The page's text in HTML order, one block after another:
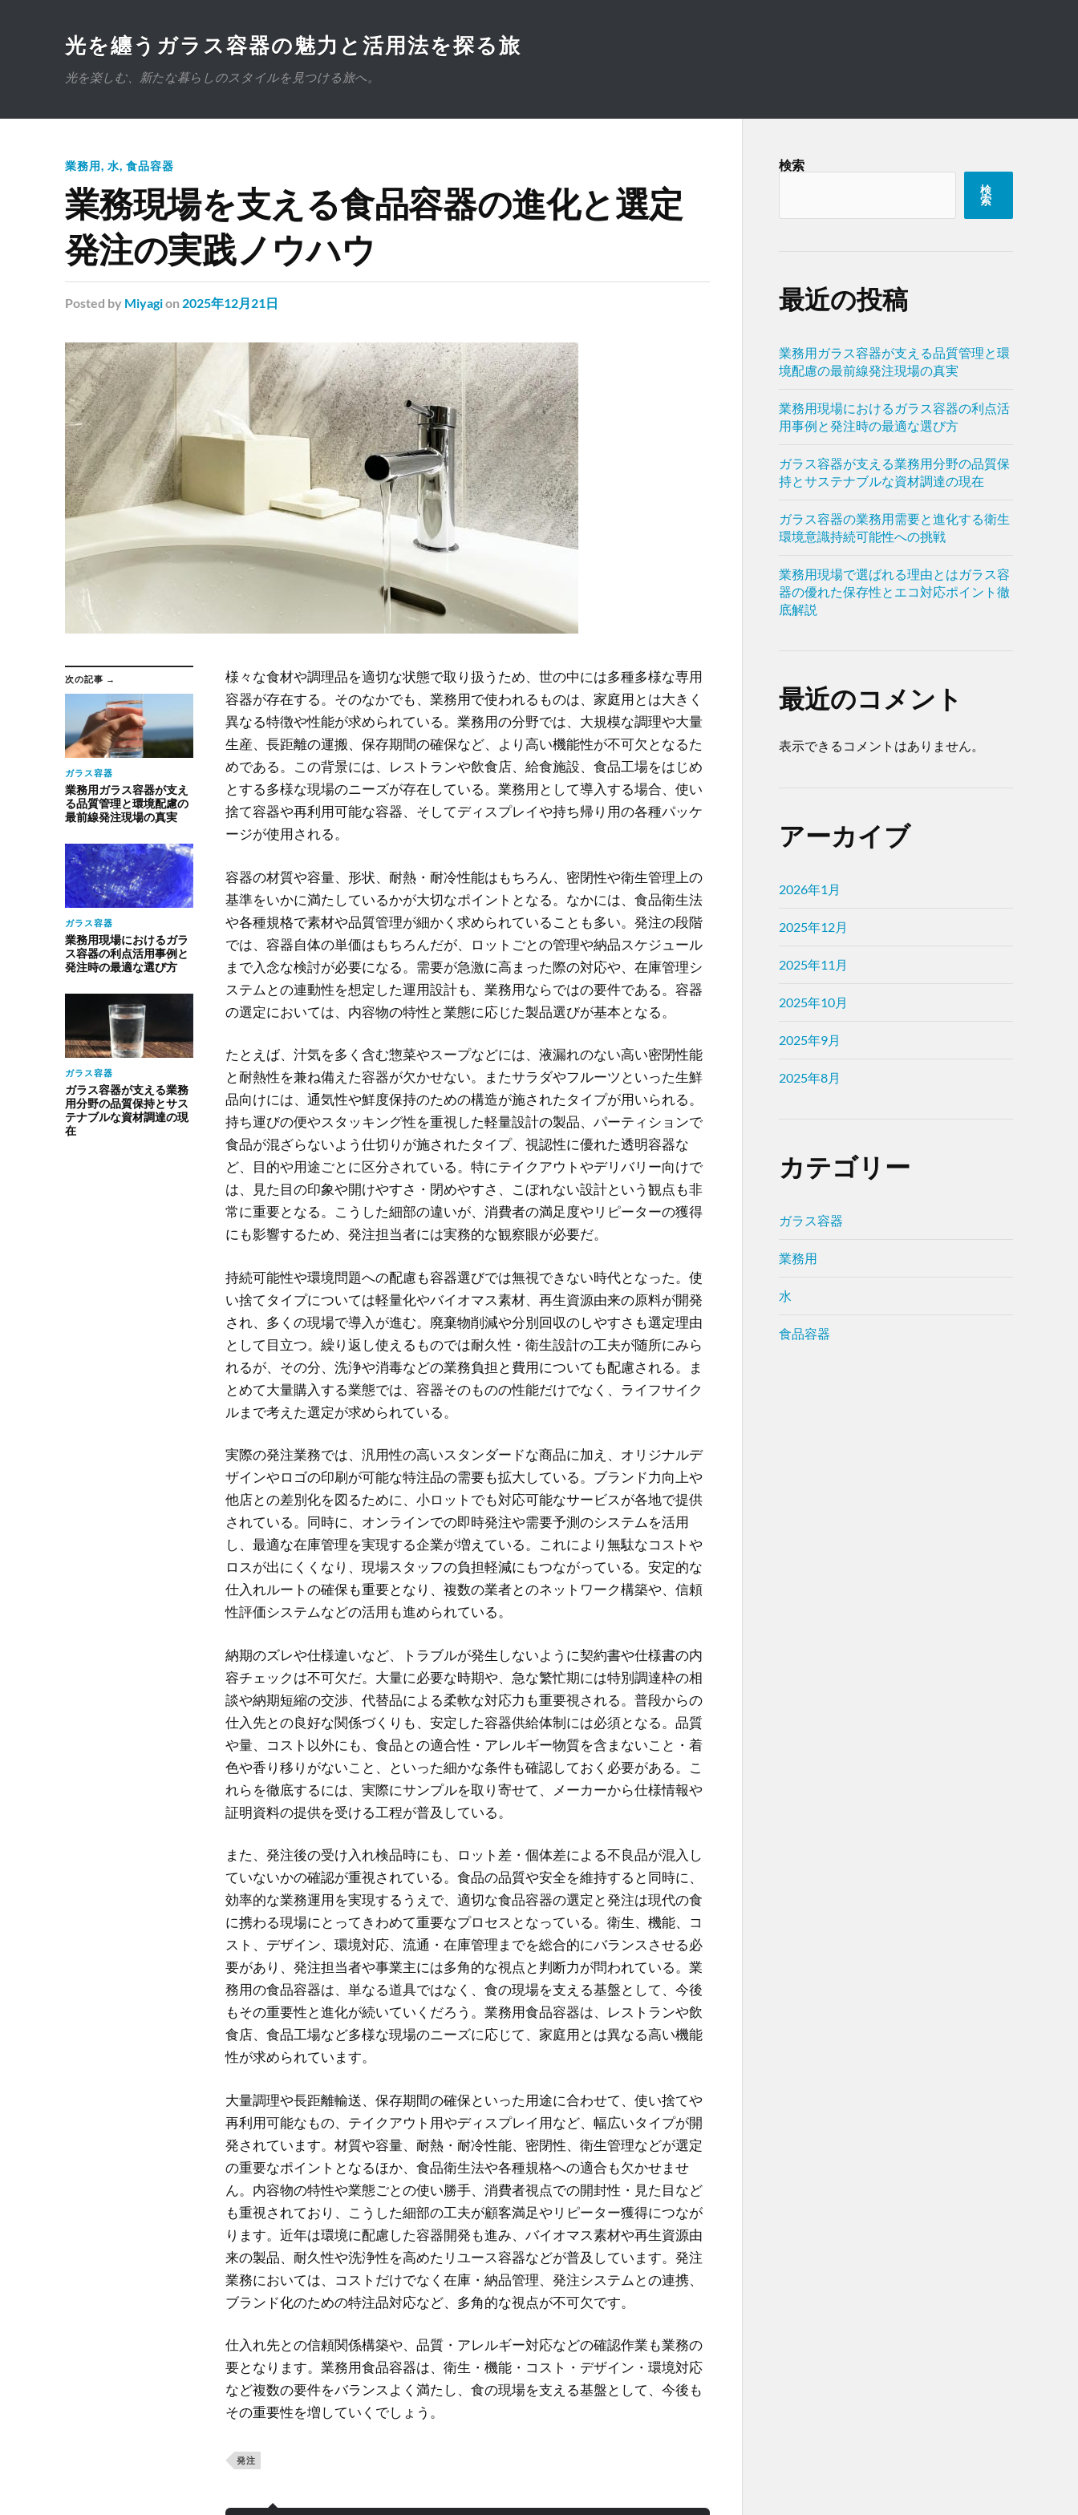
光を纏うガラス容器の魅力と活用法を探る旅
光を楽しむ、新たな暮らしのスタイルを見つける旅へ。
業務用, 水, 食品容器
業務現場を支える食品容器の進化と選定
発注の実践ノウハウ
Posted by Miyagion 2025年12月21日
次の記事 →
ガラス容器
業務用ガラス容器が支え
る品質管理と環境配慮の
最前線発注現場の真実
ガラス容器
業務用現場におけるガラ
ス容器の利点活用事例と
発注時の最適な選び方
ガラス容器
ガラス容器が支える業務
用分野の品質保持とサス
テナブルな資材調達の現
在
様々な食材や調理品を適切な状態で取り扱うため、世の中には多種多様な専用
容器が存在する。 そのなかでも、業務用で使われるものは、家庭用とは大きく
異なる特徴や性能が求められている。業務用の分野では、大規模な調理や大量
生産、長距離の運搬、保存期間の確保など、より高い機能性が不可欠となるた
めである。この背景には、レストランや飲食店、給食施設、食品工場をはじめ
とする多様な現場のニーズが存在している。業務用として導入する場合、使い
捨て容器や再利用可能な容器、そしてディスプレイや持ち帰り用の各種パッケ
ージが使用される。
容器の材質や容量、形状、耐熱・耐冷性能はもちろん、密閉性や衛生管理上の
基準をいかに満たしているかが大切なポイントとなる。なかには、食品衛生法
や各種規格で素材や品質管理が細かく求められていることも多い。発注の段階
では、容器自体の単価はもちろんだが、ロットごとの管理や納品スケジュール
まで入念な検討が必要になる。需要が急激に高まった際の対応や、在庫管理シ
ステムとの連動性を想定した運用設計も、業務用ならではの要件である。容器
の選定においては、内容物の特性と業態に応じた製品選びが基本となる。
たとえば、汁気を多く含む惣菜やスープなどには、液漏れのない高い密閉性能
と耐熱性を兼ね備えた容器が欠かせない。またサラダやフルーツといった生鮮
品向けには、通気性や鮮度保持のための構造が施されたタイプが用いられる。
持ち運びの便やスタッキング性を重視した軽量設計の製品、パーティションで
食品が混ざらないよう仕切りが施されたタイプ、視認性に優れた透明容器な
ど、目的や用途ごとに区分されている。特にテイクアウトやデリバリー向けで
は、見た目の印象や開けやすさ・閉めやすさ、こぼれない設計という観点も非
常に重要となる。こうした細部の違いが、消費者の満足度やリピーターの獲得
にも影響するため、発注担当者には実務的な観察眼が必要だ。
持続可能性や環境問題への配慮も容器選びでは無視できない時代となった。使
い捨てタイプについては軽量化やバイオマス素材、再生資源由来の原料が開発
され、多くの現場で導入が進む。廃棄物削減や分別回収のしやすさも選定理由
として目立つ。繰り返し使えるものでは耐久性・衛生設計の工夫が随所にみら
れるが、その分、洗浄や消毒などの業務負担と費用についても配慮される。ま
とめて大量購入する業態では、容器そのものの性能だけでなく、ライフサイク
ルまで考えた選定が求められている。
実際の発注業務では、汎用性の高いスタンダードな商品に加え、オリジナルデ
ザインやロゴの印刷が可能な特注品の需要も拡大している。ブランド力向上や
他店との差別化を図るために、小ロットでも対応可能なサービスが各地で提供
されている。同時に、オンラインでの即時発注や需要予測のシステムを活用
し、最適な在庫管理を実現する企業が増えている。これにより無駄なコストや
ロスが出にくくなり、現場スタッフの負担軽減にもつながっている。安定的な
仕入れルートの確保も重要となり、複数の業者とのネットワーク構築や、信頼
性評価システムなどの活用も進められている。
納期のズレや仕様違いなど、トラブルが発生しないように契約書や仕様書の内
容チェックは不可欠だ。大量に必要な時期や、急な繁忙期には特別調達枠の相
談や納期短縮の交渉、代替品による柔軟な対応力も重要視される。普段からの
仕入先との良好な関係づくりも、安定した容器供給体制には必須となる。品質
や量、コスト以外にも、食品との適合性・アレルギー物質を含まないこと・着
色や香り移りがないこと、といった細かな条件も確認しておく必要がある。こ
れらを徹底するには、実際にサンプルを取り寄せて、メーカーから仕様情報や
証明資料の提供を受ける工程が普及している。
また、発注後の受け入れ検品時にも、ロット差・個体差による不良品が混入し
ていないかの確認が重視されている。食品の品質や安全を維持すると同時に、
効率的な業務運用を実現するうえで、適切な食品容器の選定と発注は現代の食
に携わる現場にとってきわめて重要なプロセスとなっている。衛生、機能、コ
スト、デザイン、環境対応、流通・在庫管理までを総合的にバランスさせる必
要があり、発注担当者や事業主には多角的な視点と判断力が問われている。業
務用の食品容器は、単なる道具ではなく、食の現場を支える基盤として、今後
もその重要性と進化が続いていくだろう。業務用食品容器は、レストランや飲
食店、食品工場など多様な現場のニーズに応じて、家庭用とは異なる高い機能
性が求められています。
大量調理や長距離輸送、保存期間の確保といった用途に合わせて、使い捨てや
再利用可能なもの、テイクアウト用やディスプレイ用など、幅広いタイプが開
発されています。材質や容量、耐熱・耐冷性能、密閉性、衛生管理などが選定
の重要なポイントとなるほか、食品衛生法や各種規格への適合も欠かせませ
ん。内容物の特性や業態ごとの使い勝手、消費者視点での開封性・見た目など
も重視されており、こうした細部の工夫が顧客満足やリピーター獲得につなが
ります。近年は環境に配慮した容器開発も進み、バイオマス素材や再生資源由
来の製品、耐久性や洗浄性を高めたリユース容器などが普及しています。発注
業務においては、コストだけでなく在庫・納品管理、発注システムとの連携、
ブランド化のための特注品対応など、多角的な視点が不可欠です。
仕入れ先との信頼関係構築や、品質・アレルギー対応などの確認作業も業務の
要となります。業務用食品容器は、衛生・機能・コスト・デザイン・環境対応
など複数の要件をバランスよく満たし、食の現場を支える基盤として、今後も
その重要性を増していくでしょう。
発注
検索
検
索
最近の投稿
業務用ガラス容器が支える品質管理と環
境配慮の最前線発注現場の真実
業務用現場におけるガラス容器の利点活
用事例と発注時の最適な選び方
ガラス容器が支える業務用分野の品質保
持とサステナブルな資材調達の現在
ガラス容器の業務用需要と進化する衛生
環境意識持続可能性への挑戦
業務用現場で選ばれる理由とはガラス容
器の優れた保存性とエコ対応ポイント徹
底解説
最近のコメント
表示できるコメントはありません。
アーカイブ
2026年1月
2025年12月
2025年11月
2025年10月
2025年9月
2025年8月
カテゴリー
ガラス容器
業務用
水
食品容器